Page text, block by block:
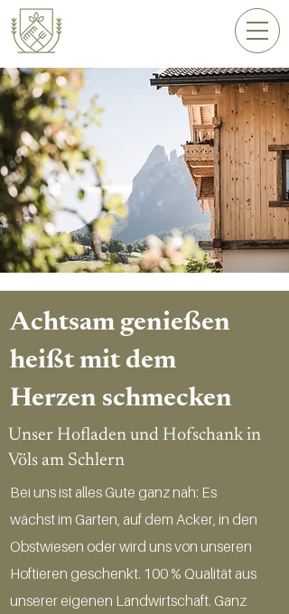
Achtsam genießen
heißt mit dem
Herzen schmecken
Unser Hofladen und Hofschank in
Völs am Schlern
Bei uns ist alles Gute ganz nah: Es
wächst im Garten, auf dem Acker, in den
Obstwiesen oder wird uns von unseren
Hoftieren geschenkt. 100 % Qualität aus
unserer eigenen Landwirtschaft. Ganz